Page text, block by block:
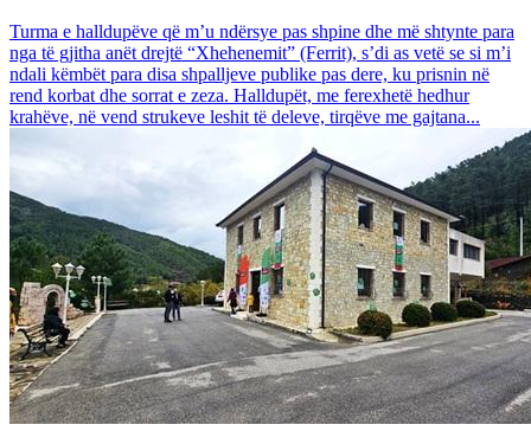
Turma e halldupëve që m’u ndërsye pas shpine dhe më shtynte para
nga të gjitha anët drejtë “Xhehenemit” (Ferrit), s’di as vetë se si m’i
ndali këmbët para disa shpalljeve publike pas dere, ku prisnin në
rend korbat dhe sorrat e zeza. Halldupët, me ferexhetë hedhur
krahëve, në vend strukeve leshit të deleve, tirqëve me gajtana...